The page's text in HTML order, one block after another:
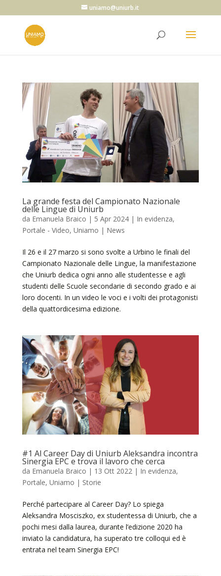
uniamo@uniurb.it
La grande festa del Campionato Nazionale
delle Lingue di Uniurb
da Emanuela Braico | 5 Apr 2024| In evidenza,
Portale - Video, Uniamo | News
Il 26 e il 27 marzo si sono svolte a Urbino le finali del
Campionato Nazionale delle Lingue, la manifestazione
che Uniurb dedica ogni anno alle studentesse e agli
studenti delle Scuole secondarie di secondo grado e ai
loro docenti. In un video le voci e i volti dei protagonisti
della quattordicesima edizione.
#1 Al Career Day di Uniurb Aleksandra incontra
Sinergia EPC e trova il lavoro che cerca
da Emanuela Braico | 13 Ott 2022| In evidenza,
Portale, Uniamo | Storie
Perché partecipare al Career Day? Lo spiega
Aleksandra Mosciszko, ex studentessa di Uniurb, che a
pochi mesi dalla laurea, durante l’edizione 2020 ha
inviato la candidatura, ha superato tre colloqui ed è
entrata nel team Sinergia EPC!